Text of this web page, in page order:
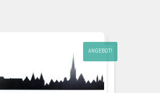
ANGEBOT!